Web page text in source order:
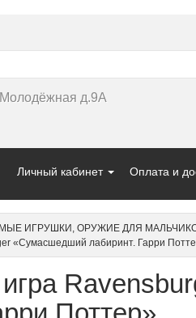
д.9А
Личный кабинет Оплата и
ИГРУШКИ, ОРУЖИЕ ДЛЯ
«Сумасшедший лабиринт. Гарри